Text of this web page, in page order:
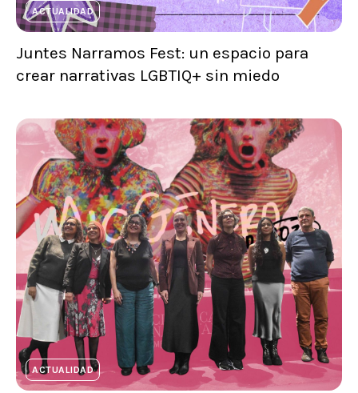
ACTUALIDAD
Juntes Narramos Fest: un espacio para
crear narrativas LGBTIQ+ sin miedo
ACTUALIDAD